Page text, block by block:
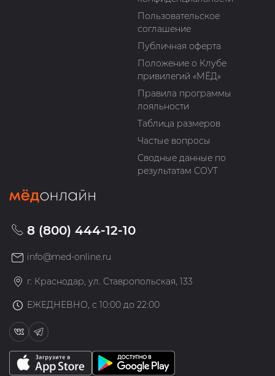
Пользовательское
соглашение
Публичная оферта
Положение о Клубе
привилегий «МЁД»
Правила программы
лояльности
Таблица размеров
Частые вопросы
Сводные данные по
результатам СОУТ
8 (800) 444-12-10
info@med-online.ru
г. Краснодар, ул. Ставропольская, 133
ЕЖЕДНЕВНО, с 10:00 до 22:00